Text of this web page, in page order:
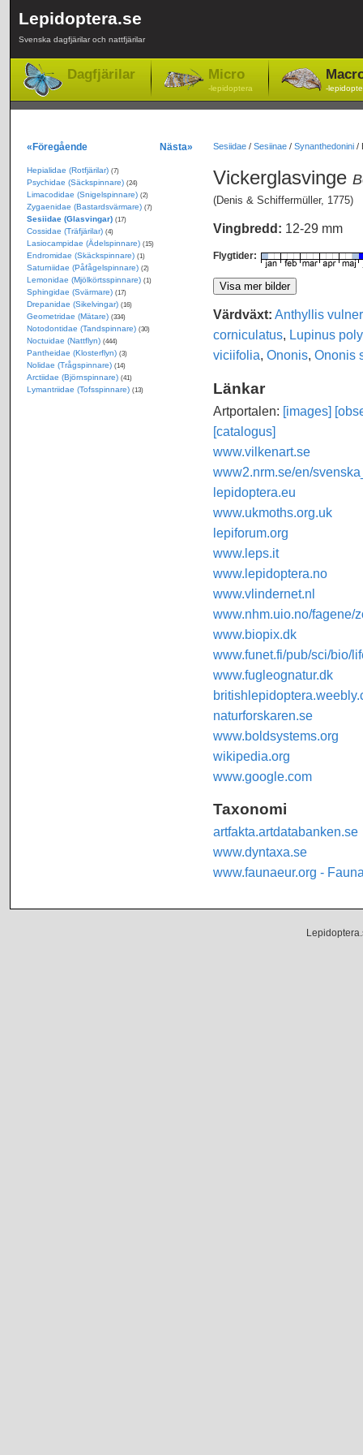
Lepidoptera.se
Svenska dagfjärilar och nattfjärilar
Dagfjärilar Micro
-lepidoptera -
Sesiidae/ Sesiinae/ Synanthedonini/
Vickerglasvinge
(Denis & Schiffermüller, 1775)
Vingbredd: 12-29 mm
Flygtider:
Värdväxt: Anthyllis
corniculatus, Lupinus
viciifolia, Ononis, Ononis
Länkar
Artportalen: [images]
[catalogus]
www.vilkenart.se
www2.nrm.se/en/
lepidoptera.eu
www.ukmoths.org.uk
lepiforum.org
www.leps.it
www.lepidoptera.no
www.vlindernet.nl
www.nhm.uio.no/fagene/
www.biopix.dk
www.funet.fi/pub/sci/bio/
www.fugleognatur.dk
naturforskaren.se
www.boldsystems.org
wikipedia.org
www.google.com
Taxonomi
artfakta.artdatabanken.se
www.dyntaxa.se
www.faunaeur.org -
«Föregående Nästa»
Hepialidae (Rotfjärilar) (7)
Psychidae (Säckspinnare) (24)
Limacodidae (Snigelspinnare) (2)
Zygaenidae (Bastardsvärmare) (7)
Sesiidae (Glasvingar) (17)
Cossidae (Träfjärilar) (4)
Lasiocampidae (Ädelspinnare) (15)
Endromidae (Skäckspinnare) (1)
Saturniidae (Påfågelspinnare) (2)
Lemonidae (Mjölkörtsspinnare) (1)
Sphingidae (Svärmare) (17)
Drepanidae (Sikelvingar) (16)
Geometridae (Mätare) (334)
Notodontidae (Tandspinnare) (30)
Noctuidae (Nattflyn) (444)
Pantheidae (Klosterflyn) (3)
Nolidae (Trågspinnare) (14)
Arctiidae (Björnspinnare) (41)
Lymantriidae (Tofsspinnare) (13)